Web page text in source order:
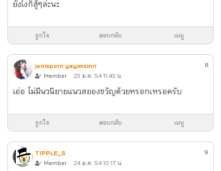
ยังไงก็สู้ๆล่ะนะ
ถูกใจ ตอบกลับ เมนู
jonisporn yayimsinri
Member
23 ม.ค. 54 11:43 น.
8
เอ่อ ไม่มีนวนิยายแนวสยองขวัญด้วยหรอกเหรอครับ
ถูกใจ ตอบกลับ เมนู
TIPPLE_S
Member
24 ม.ค. 54 10:17 น.
9